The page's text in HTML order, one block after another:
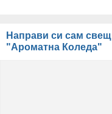
Направи си сам
"Ароматна Коледа"